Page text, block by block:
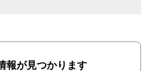
報が見つかります